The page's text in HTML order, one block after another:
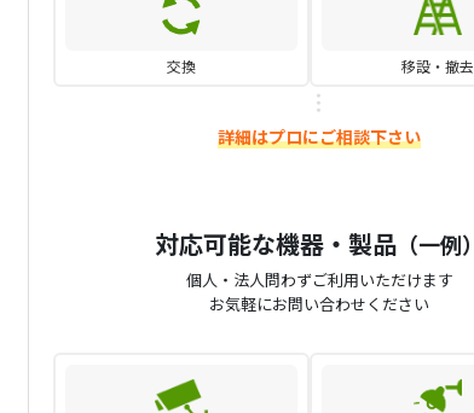
交換 移設・撤去
詳細はプロにご相談下さい
対応可能な機器・製品 （一例）
個人・法人問わずご利用いただけます
お気軽にお問い合わせください